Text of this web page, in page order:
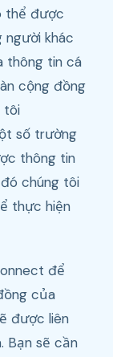
thể được
người khác
thông tin cá
cộng đồng
tôi
số trường
thông tin
chúng tôi
thực hiện
để
của
được liên
Bạn sẽ cần